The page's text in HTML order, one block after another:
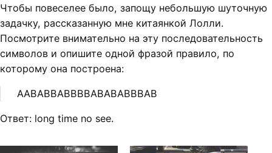
Чтобы повеселее было, запощу небольшую шуточную
задачку, рассказанную мне китаянкой Лолли.
Посмотрите внимательно на эту последовательность
символов и опишите одной фразой правило, по
которому она построена:
AABABBABBBBABABABBBAB
Ответ: long time no see.